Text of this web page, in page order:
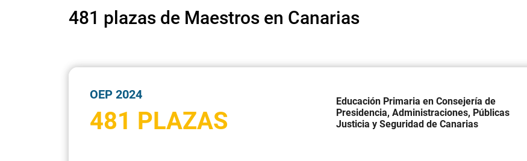
481 plazas de Maestros en Canarias
OEP 2024
481 PLAZAS
Educación Primaria en Consejería de
Presidencia, Administraciones, Públicas
Justicia y Seguridad de Canarias